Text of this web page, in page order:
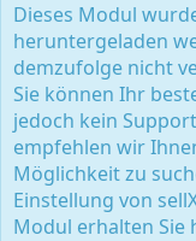
Dieses Modul
heruntergeladen
demzufolge nicht
Sie können Ihr
jedoch kein
empfehlen wir
Möglichkeit zu
Einstellung von
Modul erhalten Sie